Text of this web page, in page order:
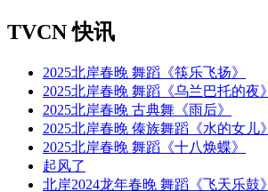
TVCN 快讯
2025北岸春晚 舞蹈《筷乐飞扬》
2025北岸春晚 舞蹈《乌兰巴托的夜》
2025北岸春晚 古典舞《雨后》
2025北岸春晚 傣族舞蹈《水的女儿》
2025北岸春晚 舞蹈《十八焕蝶》
起风了
北岸2024龙年春晚 舞蹈《飞天乐鼓》